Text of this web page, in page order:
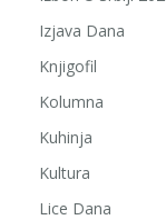
Izjava Dana
Knjigofil
Kolumna
Kuhinja
Kultura
Lice Dana